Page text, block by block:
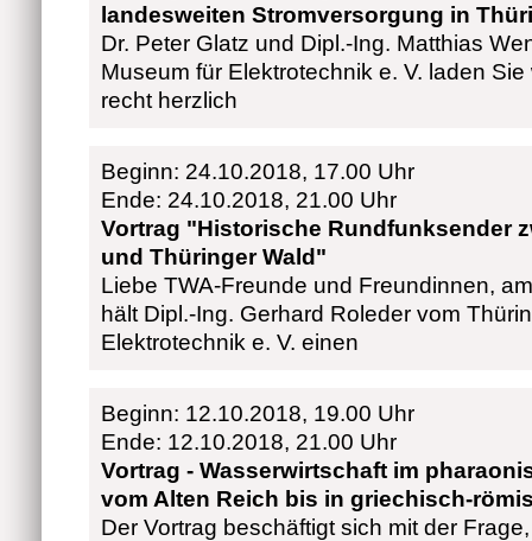
landesweiten Stromversorgung in
Dr. Peter Glatz und Dipl.-Ing. Matthias
Museum für Elektrotechnik e. V. laden
recht herzlich
Beginn: 24.10.2018, 17.00 Uhr
Ende: 24.10.2018, 21.00 Uhr
Vortrag "Historische Rundfunksender
und Thüringer Wald"
Liebe TWA-Freunde und Freundinnen,
hält Dipl.-Ing. Gerhard Roleder vom
Elektrotechnik e. V. einen
Beginn: 12.10.2018, 19.00 Uhr
Ende: 12.10.2018, 21.00 Uhr
Vortrag - Wasserwirtschaft im
vom Alten Reich bis in griechisch-
Der Vortrag beschäftigt sich mit der